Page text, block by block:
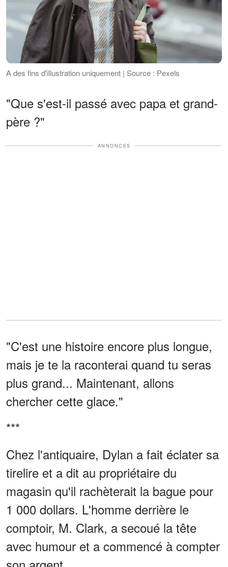
A des fins d'illustration uniquement | Source : Pexels
"Que s'est-il passé avec papa et grand-
père ?"
ANNONCES
"C'est une histoire encore plus longue,
mais je te la raconterai quand tu seras
plus grand... Maintenant, allons
chercher cette glace."
***
Chez l'antiquaire, Dylan a fait éclater sa
tirelire et a dit au propriétaire du
magasin qu'il rachèterait la bague pour
1 000 dollars. L'homme derrière le
comptoir, M. Clark, a secoué la tête
avec humour et a commencé à compter